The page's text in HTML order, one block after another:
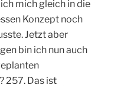
mich gleich in die
Konzept noch
Jetzt aber
bin ich nun auch
257. Das ist